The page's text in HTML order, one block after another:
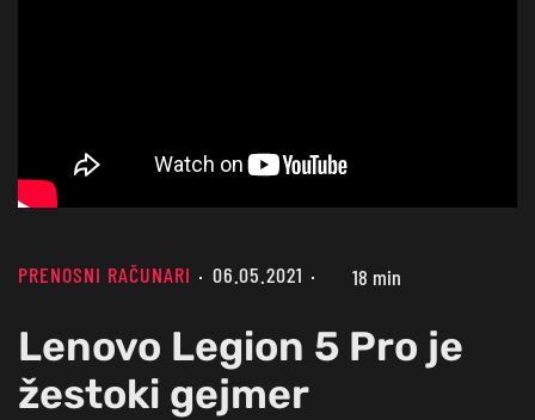
PRENOSNI RAČUNARI 06.05.2021 18 min
Lenovo Legion 5 Pro je
žestoki gejmer